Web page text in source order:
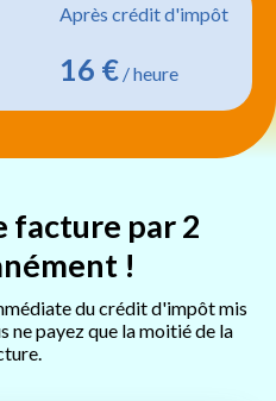
Après crédit d'impôt
16 € / heure
facture par 2
!
du crédit d'impôt mis
ne payez que la moitié de la